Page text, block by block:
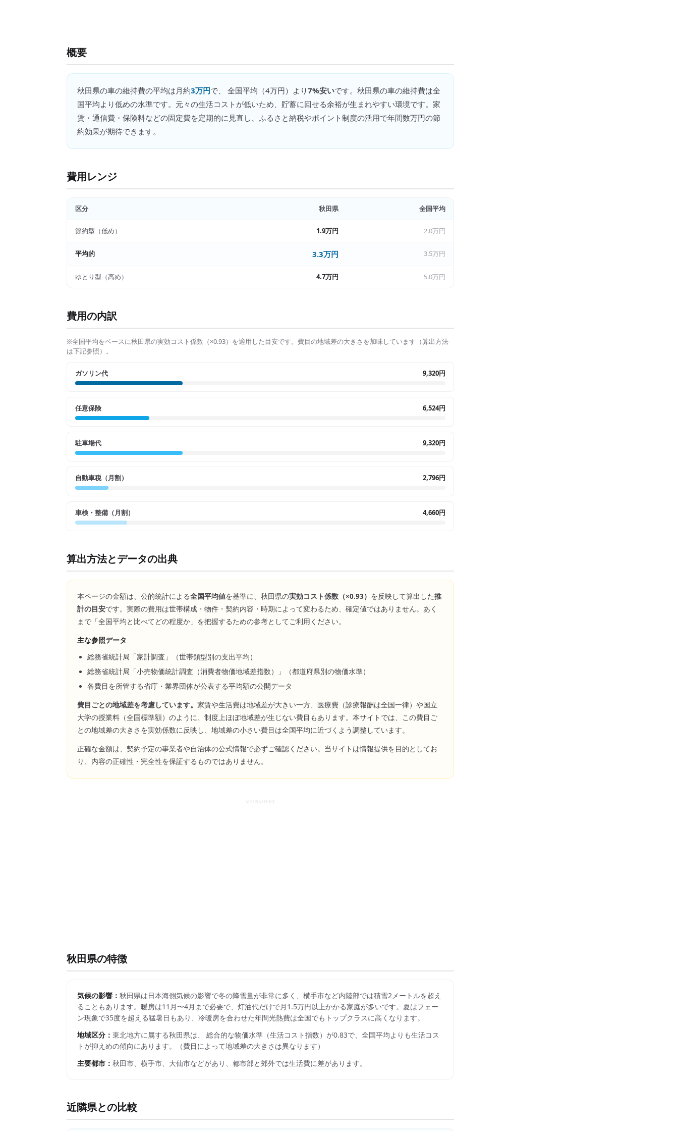
概要
秋田県の車の維持費の平均は月約3万円で、 全国平均（4万円）より7%安いです。 秋田県の車の維持費は全
国平均より低めの水準です。元々の生活コストが低いため、貯蓄に回せる余裕が生まれやすい環境です。家
賃・通信費・保険料などの固定費を定期的に見直し、ふるさと納税やポイント制度の活用で年間数万円の節
約効果が期待できます。
費用レンジ
区分 秋田県 全国平均
節約型（低め） 1.9万円 2.0万円
平均的 3.3万円 3.5万円
ゆとり型（高め） 4.7万円 5.0万円
費用の内訳
※全国平均をベースに秋田県の実効コスト係数（×0.93）を適用した目安です。費目の地域差の大きさを加味しています（算出方法
は下記参照）。
ガソリン代 9,320円
任意保険 6,524円
駐車場代 9,320円
自動車税（月割） 2,796円
車検・整備（月割） 4,660円
算出方法とデータの出典
本ページの金額は、公的統計による全国平均値を基準に、 秋田県の実効コスト係数（×0.93） を反映して算出した推
計の目安です。実際の費用は世帯構成・物件・契約内容・時期によって変わるため、確定値ではありません。あく
まで「全国平均と比べてどの程度か」を把握するための参考としてご利用ください。
主な参照データ
総務省統計局「家計調査」（世帯類型別の支出平均）
総務省統計局「小売物価統計調査（消費者物価地域差指数）」（都道府県別の物価水準）
各費目を所管する省庁・業界団体が公表する平均額の公開データ
費目ごとの地域差を考慮しています。 家賃や生活費は地域差が大きい一方、医療費（診療報酬は全国一律）や国立
大学の授業料（全国標準額）のように、制度上ほぼ地域差が生じない費目もあります。本サイトでは、この費目ご
との地域差の大きさを実効係数に反映し、地域差の小さい費目は全国平均に近づくよう調整しています。
正確な金額は、契約予定の事業者や自治体の公式情報で必ずご確認ください。当サイトは情報提供を目的としてお
り、内容の正確性・完全性を保証するものではありません。
SPONSORED
秋田県の特徴
気候の影響： 秋田県は日本海側気候の影響で冬の降雪量が非常に多く、横手市など内陸部では積雪2メートルを超え
ることもあります。暖房は11月〜4月まで必要で、灯油代だけで月1.5万円以上かかる家庭が多いです。夏はフェー
ン現象で35度を超える猛暑日もあり、冷暖房を合わせた年間光熱費は全国でもトップクラスに高くなります。
地域区分： 東北地方に属する秋田県は、 総合的な物価水準（生活コスト指数）が0.83で、 全国平均よりも生活コス
トが抑えめの傾向にあります。
（費目によって地域差の大きさは異なります）
主要都市： 秋田市、横手市、大仙市などがあり、都市部と郊外では生活費に差があります。
近隣県との比較